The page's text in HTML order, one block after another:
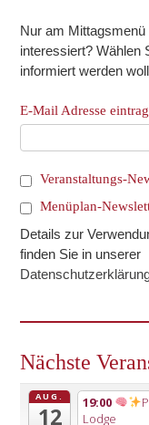
Nur am
interessiert? Wählen
informiert werden
E-Mail Adresse
Veranstaltungs-
Menüplan-
Details zur
finden Sie in unserer
Nächste
AUG.
12
19:00
Lodge